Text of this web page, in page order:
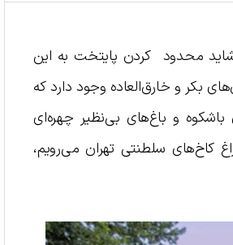
شاید محدود کردن پایتخت به این
بکر و خارق‌العاده وجود دارد که
باشکوه و باغ‌های بی‌نظیر چهره‌ای
کاخ‌های سلطنتی تهران می‌رویم،